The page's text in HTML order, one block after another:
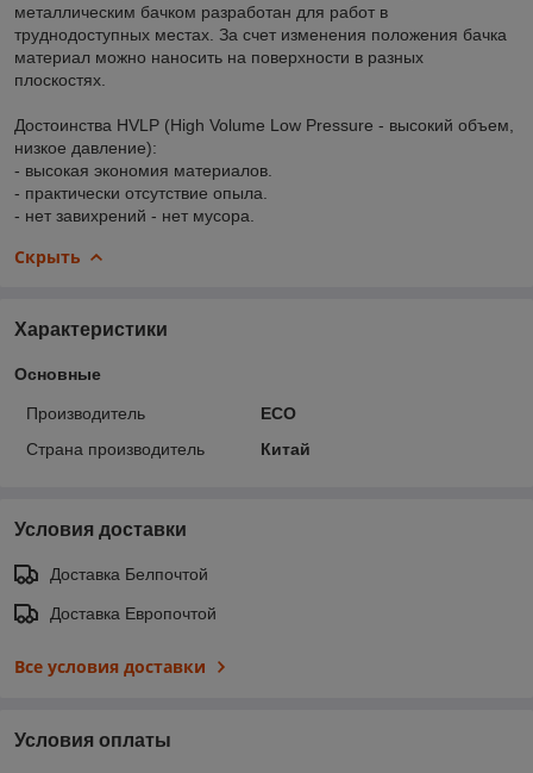
металлическим бачком разработан для работ в
труднодоступных местах. За счет изменения положения бачка
материал можно наносить на поверхности в разных
плоскостях.
Достоинства HVLP (High Volume Low Pressure - высокий объем,
низкое давление):
- высокая экономия материалов.
- практически отсутствие опыла.
- нет завихрений - нет мусора.
Скрыть
Характеристики
Основные
Производитель
ECO
Страна производитель
Китай
Условия доставки
Доставка Белпочтой
Доставка Европочтой
Все условия доставки
Условия оплаты